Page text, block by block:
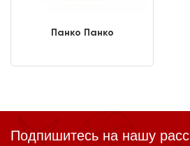
Панко Панко
Подпишитесь на нашу